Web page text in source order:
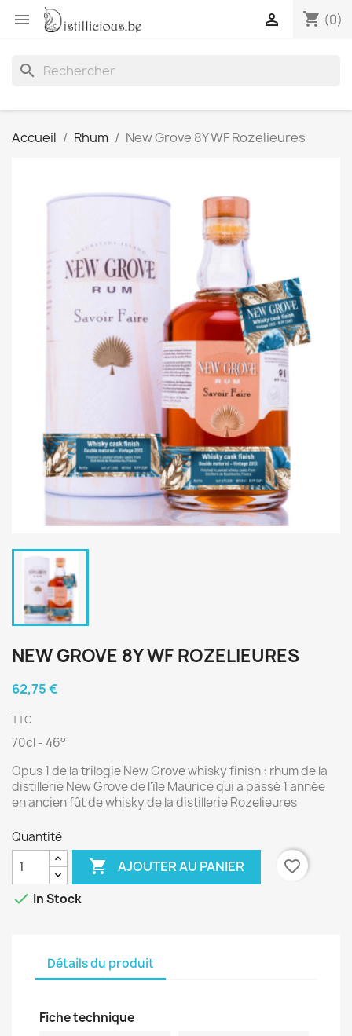
 shopping_cart (0)

search
Accueil Rhum New Grove 8Y WF Rozelieures
NEW GROVE 8Y WF ROZELIEURES
62,75 €
TTC
70cl - 46°
Opus 1 de la trilogie New Grove whisky finish : rhum de la
distillerie New Grove de l'île Maurice qui a passé 1 année
en ancien fût de whisky de la distillerie Rozelieures
Quantité
 AJOUTER AU PANIER
favorite_border
 In Stock
Détails du produit
Fiche technique